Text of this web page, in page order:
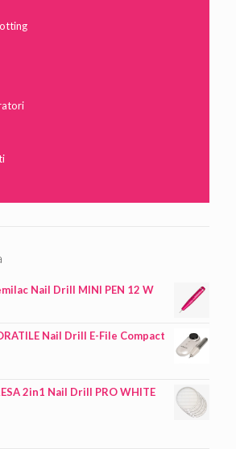
Nail Drill MINI PEN 12 W
Nail Drill E-File Compact
2in1 Nail Drill PRO WHITE